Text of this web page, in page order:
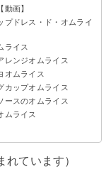
画】
プドレス・ド・オムライ
ライス
レンジオムライス
オムライス
カップオムライス
ースのオムライス
ムライス
れています）